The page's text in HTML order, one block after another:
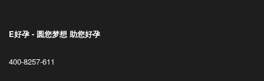
E好孕 - 圆您梦想 助您好孕
400-8257-611